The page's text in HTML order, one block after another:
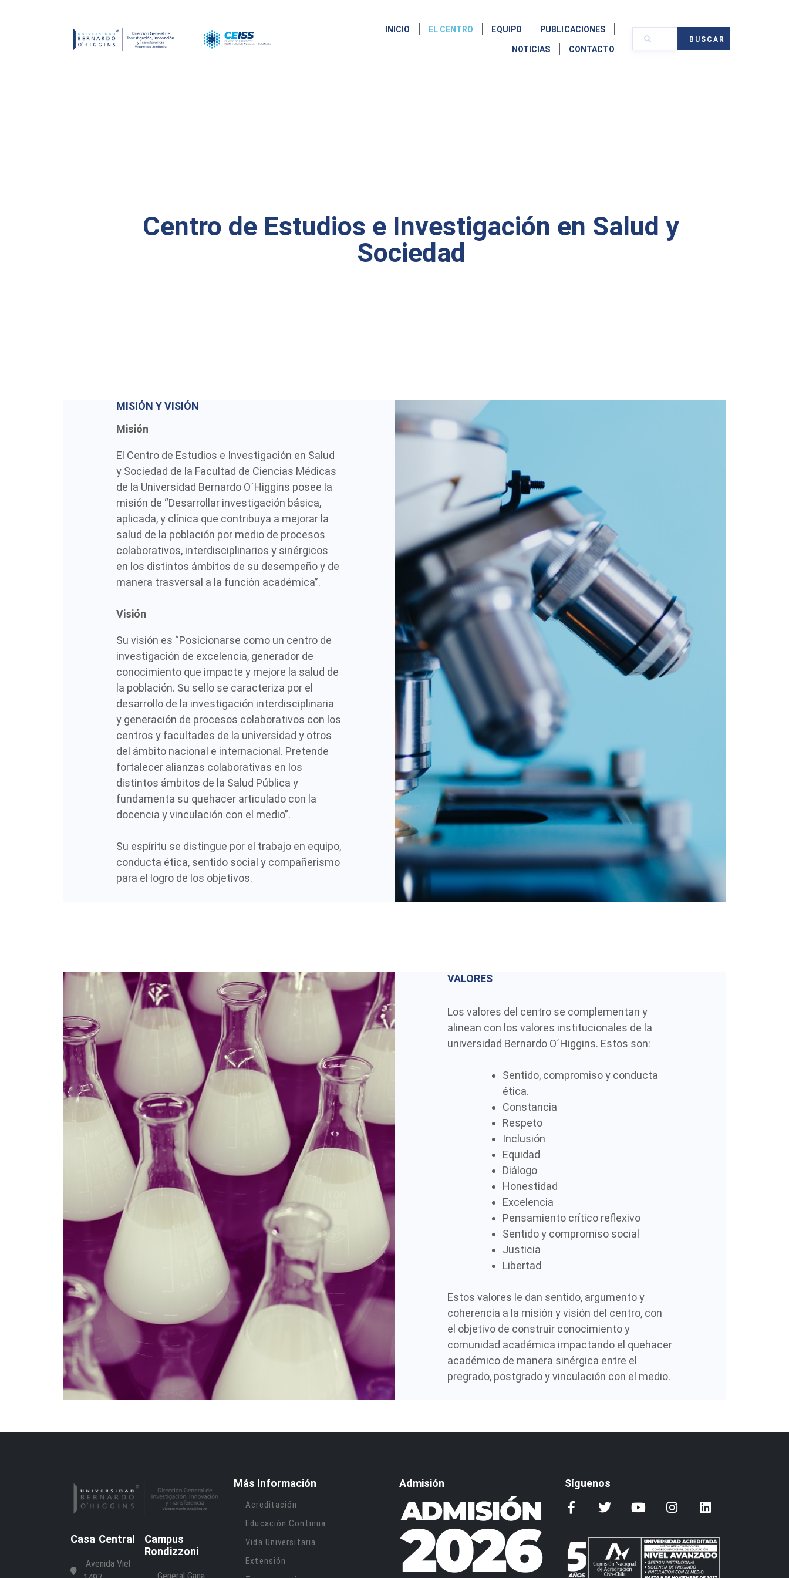
INICIO EL CENTRO EQUIPO PUBLICACIONES
NOTICIAS CONTACTO
BUSCAR
Centro de Estudios e Investigación en Salud y
Sociedad
MISIÓN Y VISIÓN
Misión
El Centro de Estudios e Investigación en Salud
y Sociedad de la Facultad de Ciencias Médicas
de la Universidad Bernardo O´Higgins posee la
misión de “Desarrollar investigación básica,
aplicada, y clínica que contribuya a mejorar la
salud de la población por medio de procesos
colaborativos, interdisciplinarios y sinérgicos
en los distintos ámbitos de su desempeño y de
manera trasversal a la función académica”.
Visión
Su visión es “Posicionarse como un centro de
investigación de excelencia, generador de
conocimiento que impacte y mejore la salud de
la población. Su sello se caracteriza por el
desarrollo de la investigación interdisciplinaria
y generación de procesos colaborativos con los
centros y facultades de la universidad y otros
del ámbito nacional e internacional. Pretende
fortalecer alianzas colaborativas en los
distintos ámbitos de la Salud Pública y
fundamenta su quehacer articulado con la
docencia y vinculación con el medio”.
Su espíritu se distingue por el trabajo en equipo,
conducta ética, sentido social y compañerismo
para el logro de los objetivos.
VALORES
Los valores del centro se complementan y
alinean con los valores institucionales de la
universidad Bernardo O´Higgins. Estos son:
Sentido, compromiso y conducta
ética.
Constancia
Respeto
Inclusión
Equidad
Diálogo
Honestidad
Excelencia
Pensamiento crítico reflexivo
Sentido y compromiso social
Justicia
Libertad
Estos valores le dan sentido, argumento y
coherencia a la misión y visión del centro, con
el objetivo de construir conocimiento y
comunidad académica impactando el quehacer
académico de manera sinérgica entre el
pregrado, postgrado y vinculación con el medio.
Casa Central
Avenida Viel
Campus
Rondizzoni
Más Información
Acreditación
Educación Continua
Vida Universitaria
Extensión
Admisión Síguenos